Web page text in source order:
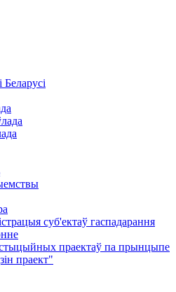
Беларусі
суб'ектаў гаспадарання
праектаў па прынцыпе
праект"